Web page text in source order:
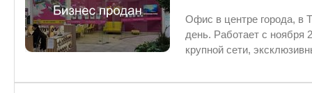
—
курортах
Офис в центре города, в ТЦ
день. Работает с ноября 2023г.,